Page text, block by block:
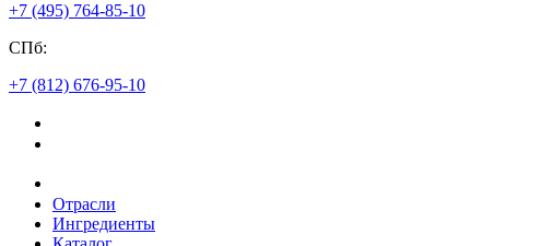
+7 (495) 764-85-10
СПб:
+7 (812) 676-95-10
Отрасли
Ингредиенты